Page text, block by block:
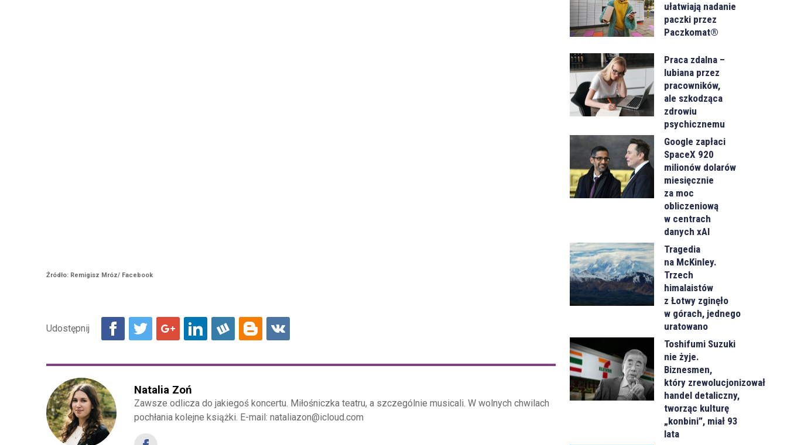
Źródło: Remigisz Mróz/ Facebook
Natalia Zoń
Zawsze odlicza do jakiegoś koncertu. Miłośniczka teatru, a szczególnie musicali. W wolnych chwilach
pochłania kolejne książki. E-mail: nataliazon@icloud.com
ułatwiają nadanie
paczki przez
Paczkomat®
Praca zdalna –
lubiana przez
pracowników,
ale szkodząca
zdrowiu
psychicznemu
Google zapłaci
SpaceX 920
milionów dolarów
miesięcznie
za moc
obliczeniową
w centrach
danych xAI
Tragedia
na McKinley.
Trzech
himalaistów
z Łotwy zginęło
w górach, jednego
uratowano
Toshifumi Suzuki
nie żyje.
Biznesmen,
który zrewolucjonizował
handel detaliczny,
tworząc kulturę
„konbini”, miał 93
lata